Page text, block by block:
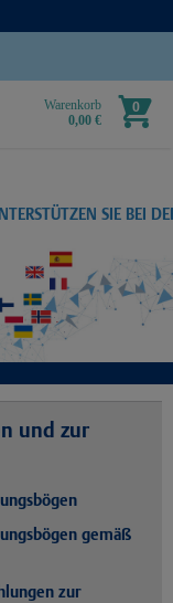
Warenkorb
0,00 €
0
SIE BEI
und zur
gemäß
zur